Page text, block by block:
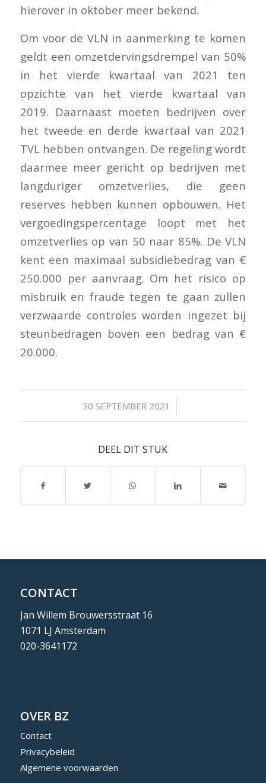
hierover in oktober meer bekend.
Om voor de VLN in aanmerking te komen
geldt een omzetdervingsdrempel van 50%
in het vierde kwartaal van 2021 ten
opzichte van het vierde kwartaal van
2019. Daarnaast moeten bedrijven over
het tweede en derde kwartaal van 2021
TVL hebben ontvangen. De regeling wordt
daarmee meer gericht op bedrijven met
langduriger omzetverlies, die geen
reserves hebben kunnen opbouwen. Het
vergoedingspercentage loopt met het
omzetverlies op van 50 naar 85%. De VLN
kent een maximaal subsidiebedrag van €
250.000 per aanvraag. Om het risico op
misbruik en fraude tegen te gaan zullen
verzwaarde controles worden ingezet bij
steunbedragen boven een bedrag van €
20.000.
30 SEPTEMBER 2021
/
DEEL DIT STUK
CONTACT
Jan Willem Brouwersstraat 16
1071 LJ Amsterdam
020-3641172
OVER BZ
Contact
Privacybeleid
Algemene voorwaarden